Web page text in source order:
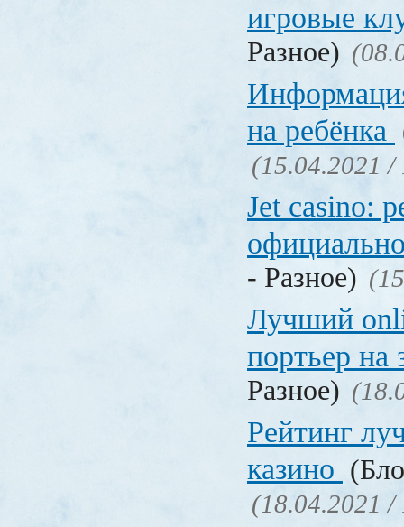
игровые
Разное)
на ребёнка
(15.04.2021 /
Jet casino:
- Разное)
Лучший
портьер на
Разное)
Рейтинг
казино
(18.04.2021 /